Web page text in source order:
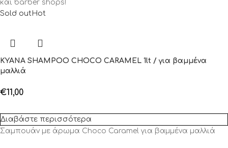
και barber shops!
Sold outHot
KYANA SHAMPOO CHOCO CARAMEL 1lt / για βαμμένα
μαλλιά
€11,00
Διαβάστε περισσότερα
Σαμπουάν με άρωμα Choco Caramel για βαμμένα μαλλιά